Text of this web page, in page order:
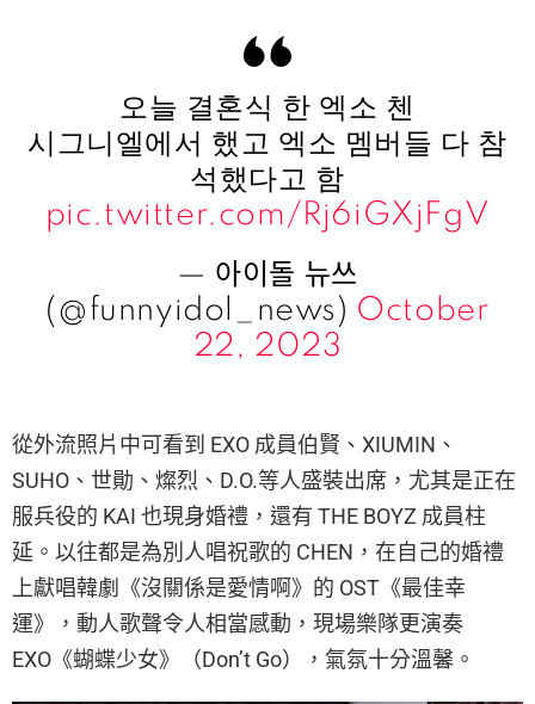
오늘 결혼식 한 엑소 첸
시그니엘에서 했고 엑소 멤버들 다 참
석했다고 함
pic.twitter.com/Rj6iGXjFgV
— 아이돌 뉴쓰
(@funnyidol_news) October
22, 2023
從外流照片中可看到 EXO 成員伯賢、XIUMIN、
SUHO、世勛、燦烈、D.O.等人盛裝出席，尤其是正在
服兵役的 KAI 也現身婚禮，還有 THE BOYZ 成員柱
延。以往都是為別人唱祝歌的 CHEN，在自己的婚禮
上獻唱韓劇《沒關係是愛情啊》的 OST《最佳幸
運》，動人歌聲令人相當感動，現場樂隊更演奏
EXO《蝴蝶少女》（Don’t Go），氣氛十分溫馨。